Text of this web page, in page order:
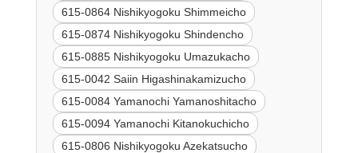
615-0864 Nishikyogoku Shimmeicho
615-0874 Nishikyogoku Shindencho
615-0885 Nishikyogoku Umazukacho
615-0042 Saiin Higashinakamizucho
615-0084 Yamanochi Yamanoshitacho
615-0094 Yamanochi Kitanokuchicho
615-0806 Nishikyogoku Azekatsucho